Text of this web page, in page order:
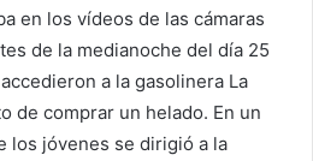
en los vídeos de las cámaras
de la medianoche del día 25
a la gasolinera La
de comprar un helado. En un
los jóvenes se dirigió a la